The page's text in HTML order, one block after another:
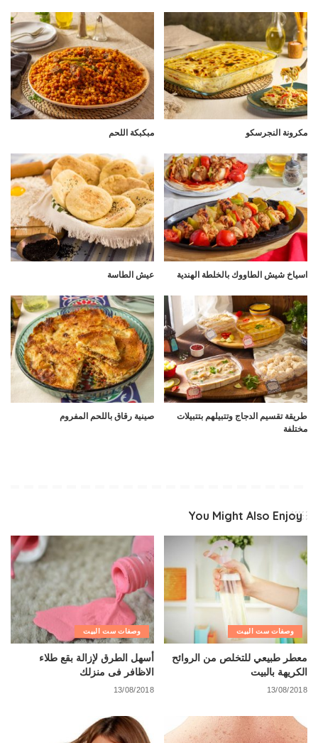
مكرونة النجرسكو مبكبكة اللحم
اسياخ شيش الطاووك بالخلطة الهندية عيش الطاسة
طريقة تقسيم الدجاج وتتبيلهم بتتبيلات
مختلفة
صينية رقاق باللحم المفروم
You Might Also Enjoy
وصفات ست البيت
معطر طبيعي للتخلص من الروائح
الكريهة بالبيت
13/08/2018
وصفات ست البيت
أسهل الطرق لإزالة بقع طلاء
الاظافر فى منزلك
13/08/2018